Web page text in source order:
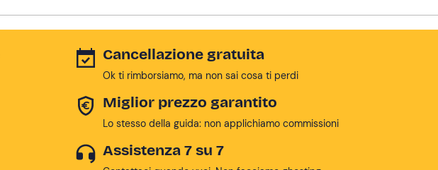
Cancellazione gratuita
Ok ti rimborsiamo, ma non sai cosa ti perdi
Miglior prezzo garantito
Lo stesso della guida: non applichiamo commissioni
Assistenza 7 su 7